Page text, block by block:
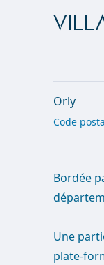
Orly
Code
Bordée
Une
plate-